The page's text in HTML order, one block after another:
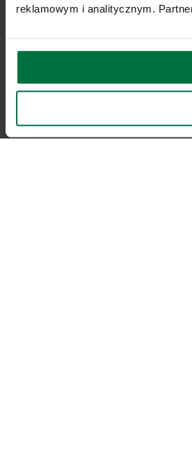
reklamowym i analitycznym.